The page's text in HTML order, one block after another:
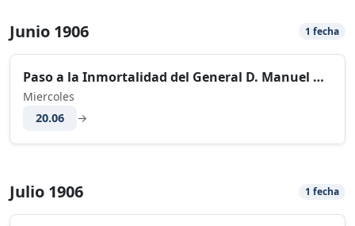
Junio 1906 1 fecha
Paso a la Inmortalidad del General D. Manuel Belgrano
Miercoles
20.06
→
Julio 1906 1 fecha